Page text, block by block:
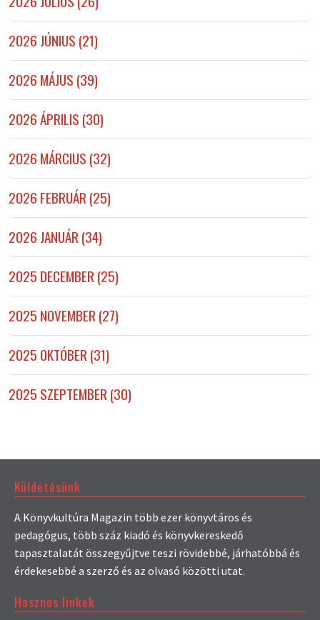
2026 JÚNIUS (21)
2026 MÁJUS (39)
2026 ÁPRILIS (30)
2026 MÁRCIUS (32)
2026 FEBRUÁR (25)
2026 JANUÁR (34)
2025 DECEMBER (25)
2025 NOVEMBER (27)
2025 OKTÓBER (31)
2025 SZEPTEMBER (30)
Küldetésünk
A Könyvkultúra Magazin több ezer könyvtáros és
pedagógus, több száz kiadó és könyvkereskedő
tapasztalatát összegyűjtve teszi rövidebbé, járhatóbbá és
érdekesebbé a szerző és az olvasó közötti utat.
Hasznos linkek